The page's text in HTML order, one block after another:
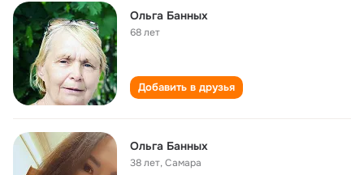
Ольга Банных
68 лет
Добавить в друзья
Ольга Банных
38 лет,Самара